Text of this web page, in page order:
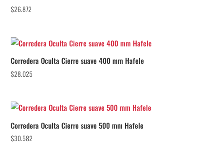
$26.872
Corredera Oculta Cierre suave 400 mm Hafele
$28.025
Corredera Oculta Cierre suave 500 mm Hafele
$30.582